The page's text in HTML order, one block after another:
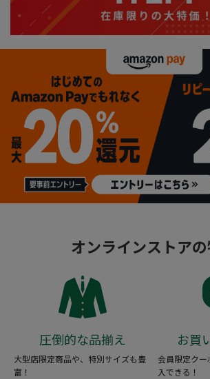
オンラインストア
圧倒的な品揃え
大型店限定商品や、特別サイズも豊
富！
お買
会員限定ク
入できる！